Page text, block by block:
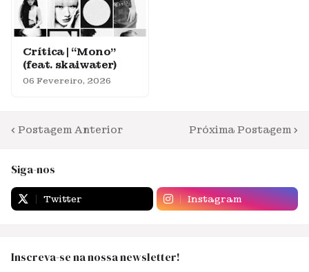
Crítica | “Mono”
(feat. skaiwater)
06 Fevereiro, 2026
Postagem Anterior Próxima Postagem
Siga-nos
Twitter Instagram
Inscreva-se na nossa newsletter!